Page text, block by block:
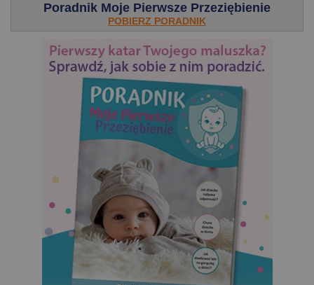
Poradnik Moje Pierwsze Przeziębienie
POBIERZ PORADNIK